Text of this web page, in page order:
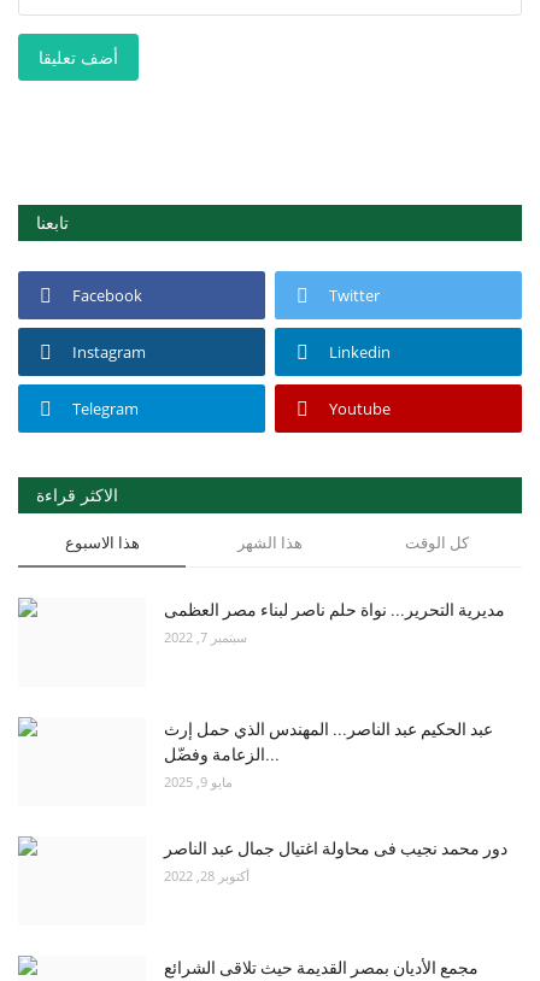
أضف تعليقا
تابعنا
Facebook Twitter
Instagram Linkedin
Telegram Youtube
الاكثر قراءة
هذا الاسبوع هذا الشهر كل الوقت
مديرية التحرير... نواة حلم ناصر لبناء مصر العظمى
سبتمبر 7, 2022
عبد الحكيم عبد الناصر... المهندس الذي حمل إرث
الزعامة وفضّل...
مايو 9, 2025
دور محمد نجيب فى محاولة اغتيال جمال عبد الناصر
أكتوبر 28, 2022
مجمع الأديان بمصر القديمة حيث تلاقى الشرائع